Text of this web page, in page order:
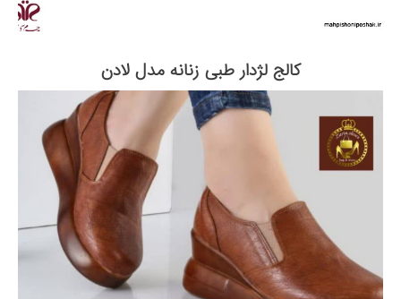
کالج لژدار طبی زنانه مدل لادن